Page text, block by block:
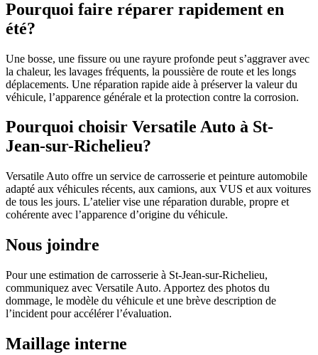
Pourquoi faire réparer rapidement en
été?
Une bosse, une fissure ou une rayure profonde peut s’aggraver avec
la chaleur, les lavages fréquents, la poussière de route et les longs
déplacements. Une réparation rapide aide à préserver la valeur du
véhicule, l’apparence générale et la protection contre la corrosion.
Pourquoi choisir Versatile Auto à St-
Jean-sur-Richelieu?
Versatile Auto offre un service de carrosserie et peinture automobile
adapté aux véhicules récents, aux camions, aux VUS et aux voitures
de tous les jours. L’atelier vise une réparation durable, propre et
cohérente avec l’apparence d’origine du véhicule.
Nous joindre
Pour une estimation de carrosserie à St-Jean-sur-Richelieu,
communiquez avec Versatile Auto. Apportez des photos du
dommage, le modèle du véhicule et une brève description de
l’incident pour accélérer l’évaluation.
Maillage interne